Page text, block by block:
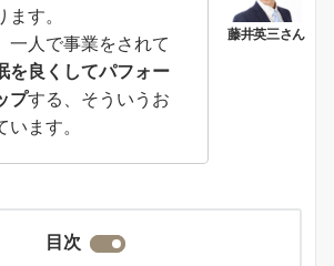
す。
一人で事業をされて
を良くしてパフォー
プする、そういうお
ます。
目次